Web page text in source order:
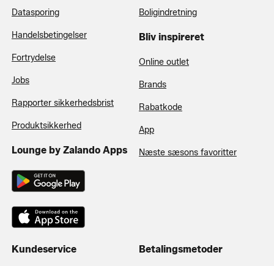
Datasporing
Handelsbetingelser
Fortrydelse
Jobs
Rapporter sikkerhedsbrist
Produktsikkerhed
Lounge by Zalando Apps
Boligindretning
Bliv inspireret
Online outlet
Brands
Rabatkode
App
Næste sæsons favoritter
Kundeservice Betalingsmetoder